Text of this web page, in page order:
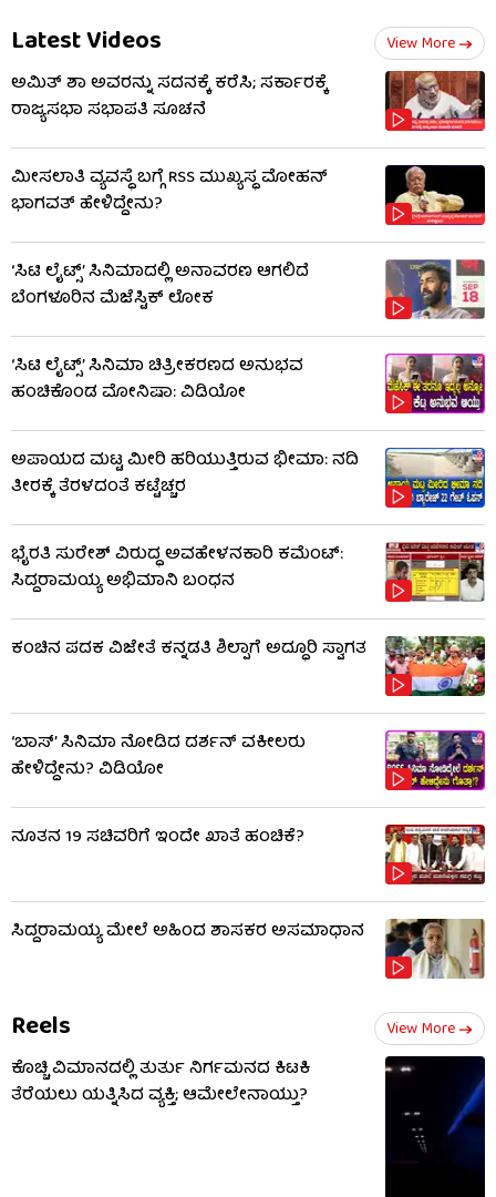
Latest Videos View More
ಅಮಿತ್ ಶಾ ಅವರನ್ನು ಸದನಕ್ಕೆ ಕರೆಸಿ; ಸರ್ಕಾರಕ್ಕೆ
ರಾಜ್ಯಸಭಾ ಸಭಾಪತಿ ಸೂಚನೆ
ಮೀಸಲಾತಿ ವ್ಯವಸ್ಥೆ ಬಗ್ಗೆ RSS​ ಮುಖ್ಯಸ್ಥ ಮೋಹನ್
ಭಾಗವತ್ ಹೇಳಿದ್ದೇನು?
‘ಸಿಟಿ ಲೈಟ್ಸ್’ ಸಿನಿಮಾದಲ್ಲಿ ಅನಾವರಣ ಆಗಲಿದೆ
ಬೆಂಗಳೂರಿನ ಮೆಜೆಸ್ಟಿಕ್ ಲೋಕ
‘ಸಿಟಿ ಲೈಟ್ಸ್’ ಸಿನಿಮಾ ಚಿತ್ರೀಕರಣದ ಅನುಭವ
ಹಂಚಿಕೊಂಡ ಮೋನಿಷಾ: ವಿಡಿಯೋ
ಅಪಾಯದ ಮಟ್ಟ ಮೀರಿ ಹರಿಯುತ್ತಿರುವ ಭೀಮಾ: ನದಿ
ತೀರಕ್ಕೆ ತೆರಳದಂತೆ ಕಟ್ಟೆಚ್ಚರ
ಭೈರತಿ ಸುರೇಶ್ ವಿರುದ್ಧ ಅವಹೇಳನಕಾರಿ ಕಮೆಂಟ್:
ಸಿದ್ದರಾಮಯ್ಯ ಅಭಿಮಾನಿ ಬಂಧನ
ಕಂಚಿನ ಪದಕ ವಿಜೇತೆ ಕನ್ನಡತಿ ಶಿಲ್ಪಾಗೆ ಅದ್ಧೂರಿ ಸ್ವಾಗತ
‘ಬಾಸ್’ ಸಿನಿಮಾ ನೋಡಿದ ದರ್ಶನ್ ವಕೀಲರು
ಹೇಳಿದ್ದೇನು? ವಿಡಿಯೋ
ನೂತನ 19 ಸಚಿವರಿಗೆ ಇಂದೇ ಖಾತೆ ಹಂಚಿಕೆ?
ಸಿದ್ದರಾಮಯ್ಯ ಮೇಲೆ ಅಹಿಂದ ಶಾಸಕರ ಅಸಮಾಧಾನ
Reels View More
ಕೊಚ್ಚಿ ವಿಮಾನದಲ್ಲಿ ತುರ್ತು ನಿರ್ಗಮನದ ಕಿಟಕಿ
ತೆರೆಯಲು ಯತ್ನಿಸಿದ ವ್ಯಕ್ತಿ; ಆಮೇಲೇನಾಯ್ತು?